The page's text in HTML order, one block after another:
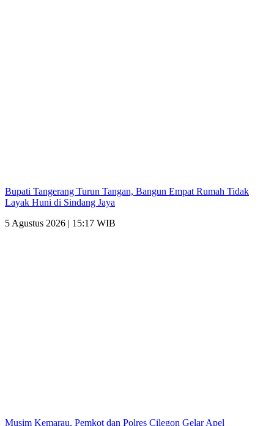
Bupati Tangerang Turun Tangan, Bangun Empat Rumah Tidak
Layak Huni di Sindang Jaya
5 Agustus 2026 | 15:17 WIB
Musim Kemarau, Pemkot dan Polres Cilegon Gelar Apel